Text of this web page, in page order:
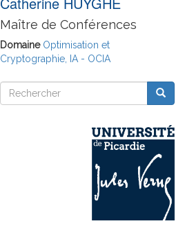
Maître de Conférences
Domaine Optimisation et
Cryptographie, IA - OCIA
Rechercher